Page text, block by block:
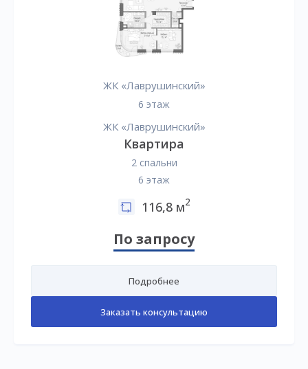
ЖК «Лаврушинский»
6 этаж
ЖК «Лаврушинский»
Квартира
2 спальни
6 этаж
116,8 м2
По запросу
Подробнее
Заказать консультацию